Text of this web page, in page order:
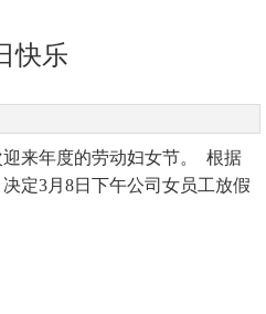
快乐
来年度的劳动妇女节。
根据
定3月8日下午公司女员工放假